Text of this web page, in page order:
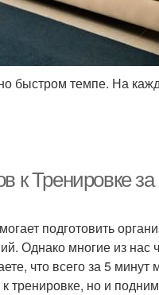
быстром темпе. На
к Тренировке
подготовить
Однако многие из нас
что всего за 5
тренировке, но и